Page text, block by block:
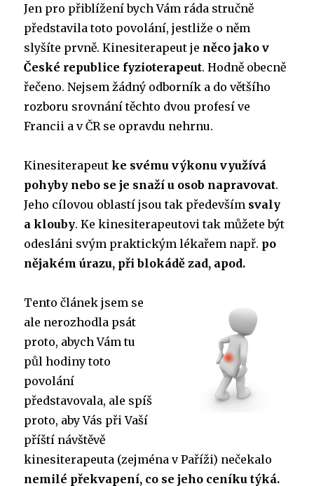
Jen pro přiblížení bych Vám ráda stručně
představila toto povolání, jestliže o něm
slyšíte prvně. Kinesiterapeut je něco jako v
České republice fyzioterapeut. Hodně obecně
řečeno. Nejsem žádný odborník a do většího
rozboru srovnání těchto dvou profesí ve
Francii a v ČR se opravdu nehrnu.
Kinesiterapeutke svému výkonu využívá
pohyby nebo se je snaží u osob napravovat.
Jeho cílovou oblastí jsou tak především svaly
a klouby. Ke kinesiterapeutovi tak můžete být
odesláni svým praktickým lékařem např. po
nějakém úrazu, při blokádě zad, apod.
Tento článek jsem se
ale nerozhodla psát
proto, abych Vám tu
půl hodiny toto
povolání
představovala, ale spíš
proto, aby Vás při Vaší
příští návštěvě
kinesiterapeuta (zejména v Paříži) nečekalo
nemilé překvapení, co se jeho ceníku týká.